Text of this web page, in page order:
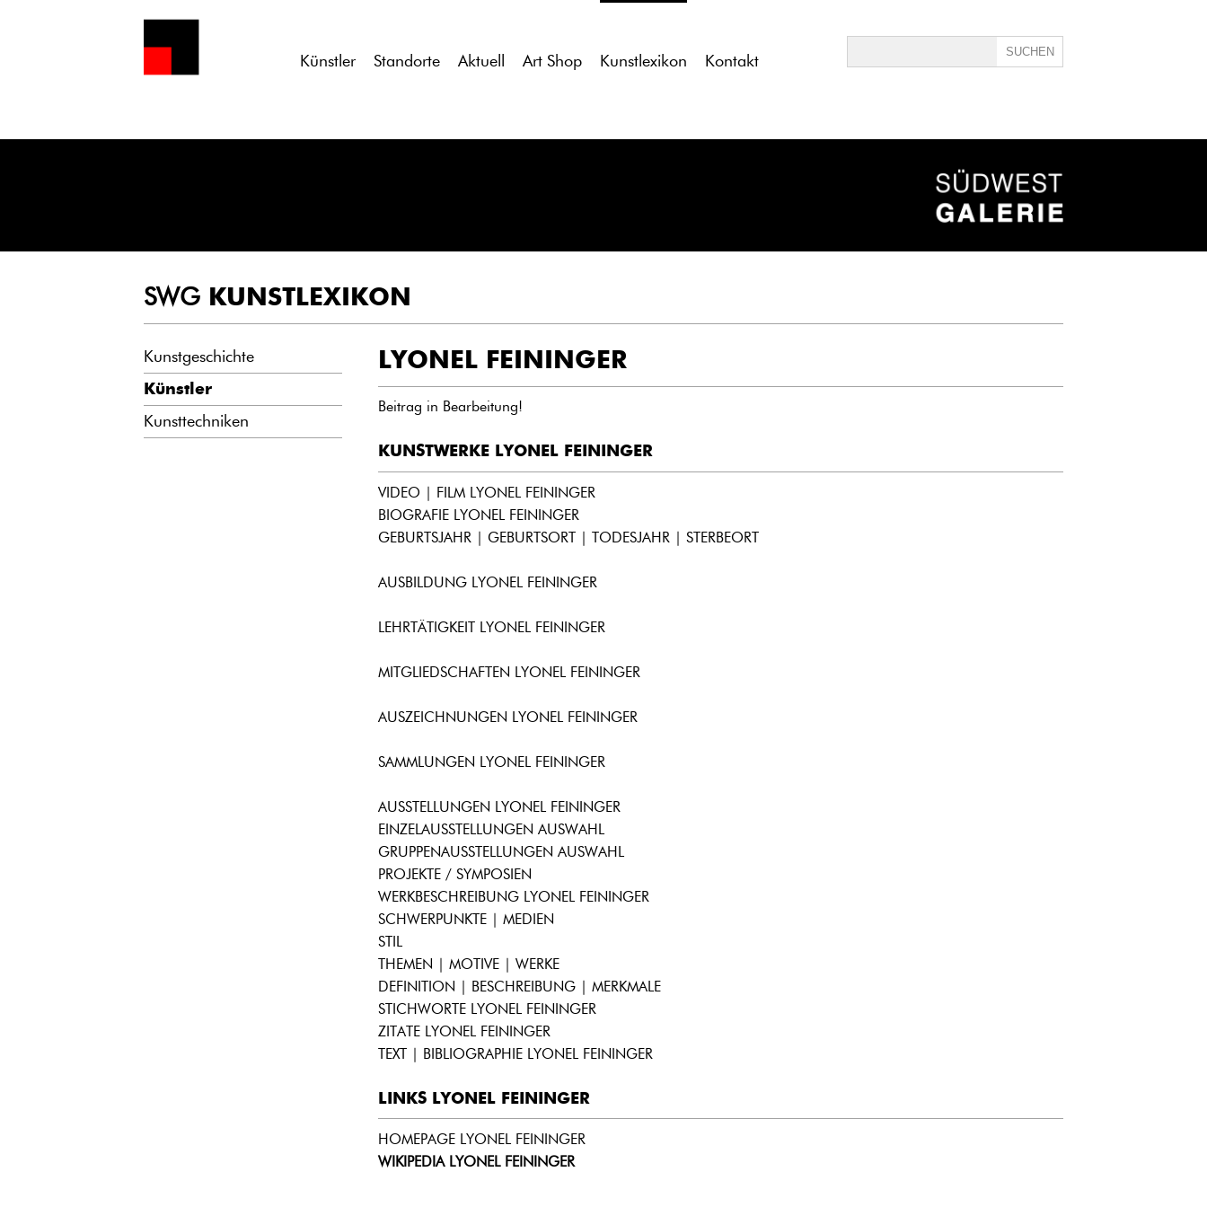
Künstler Standorte Aktuell Art Shop Kunstlexikon Kontakt
SWG KUNSTLEXIKON
Kunstgeschichte
Künstler
Kunsttechniken
LYONEL FEININGER
Beitrag in Bearbeitung!
KUNSTWERKE LYONEL FEININGER
VIDEO | FILM LYONEL FEININGER
BIOGRAFIE LYONEL FEININGER
GEBURTSJAHR | GEBURTSORT | TODESJAHR | STERBEORT
AUSBILDUNG LYONEL FEININGER
LEHRTÄTIGKEIT LYONEL FEININGER
MITGLIEDSCHAFTEN LYONEL FEININGER
AUSZEICHNUNGEN LYONEL FEININGER
SAMMLUNGEN LYONEL FEININGER
AUSSTELLUNGEN LYONEL FEININGER
EINZELAUSSTELLUNGEN AUSWAHL
GRUPPENAUSSTELLUNGEN AUSWAHL
PROJEKTE / SYMPOSIEN
WERKBESCHREIBUNG LYONEL FEININGER
SCHWERPUNKTE | MEDIEN
STIL
THEMEN | MOTIVE | WERKE
DEFINITION | BESCHREIBUNG | MERKMALE
STICHWORTE LYONEL FEININGER
ZITATE LYONEL FEININGER
TEXT | BIBLIOGRAPHIE LYONEL FEININGER
LINKS LYONEL FEININGER
HOMEPAGE LYONEL FEININGER
WIKIPEDIA LYONEL FEININGER